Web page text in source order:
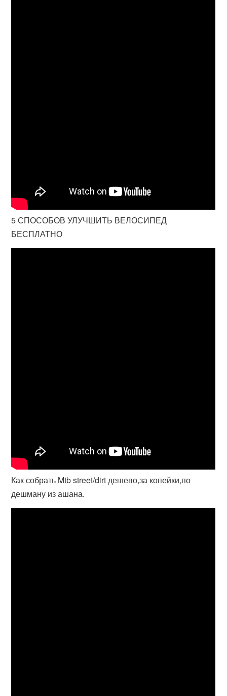
5 СПОСОБОВ УЛУЧШИТЬ ВЕЛОСИПЕД
БЕСПЛАТНО
Как собрать Mtb street/dirt дешево,за копейки,по
дешману из ашана.